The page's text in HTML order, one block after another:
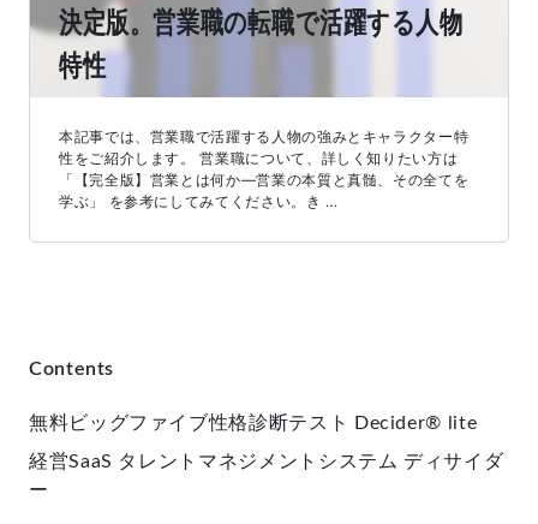
決定版。営業職の転職で活躍する人物
特性
本記事では、営業職で活躍する人物の強みとキャラクター特
性をご紹介します。 営業職について、詳しく知りたい方は
「【完全版】営業とは何か―営業の本質と真髄、その全てを
学ぶ」 を参考にしてみてください。き …
Contents
無料ビッグファイブ性格診断テスト
Decider® lite
経営SaaS タレントマネジメントシステム ディサイダ
ー